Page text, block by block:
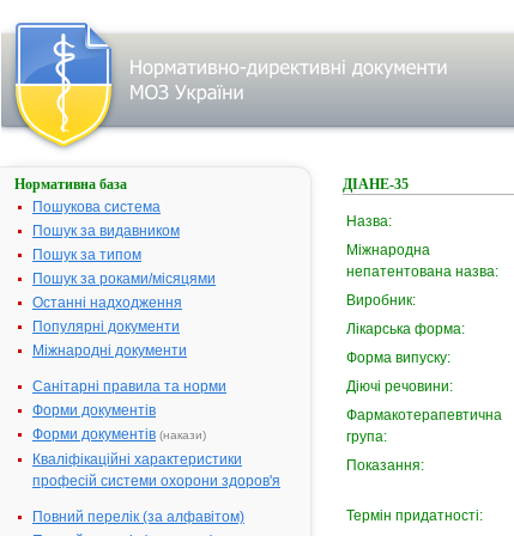
Нормативна база
Пошукова система
Пошук за видавником
Пошук за типом
Пошук за роками/місяцями
Останні надходження
Популярні документи
Міжнародні документи
Санітарні правила та норми
Форми документів
Форми документів (накази)
Кваліфікаційні характеристики
професій системи охорони здоров'я
Повний перелік (за алфавітом)
ДІАНЕ-35
Назва:
Міжнародна
непатентована назва:
Виробник:
Лікарська форма:
Форма випуску:
Діючі речовини:
Фармакотерапевтична
група:
Показання:
Термін придатності: